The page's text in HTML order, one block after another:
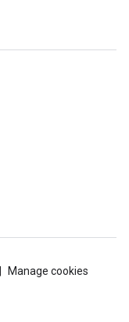
Manage cookies